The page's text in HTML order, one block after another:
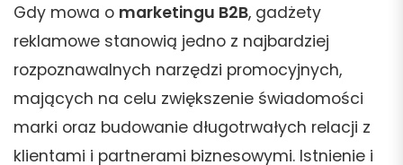
Gdy mowa o marketingu B2B, gadżety
reklamowe stanowią jedno z najbardziej
rozpoznawalnych narzędzi promocyjnych,
mających na celu zwiększenie świadomości
marki oraz budowanie długotrwałych relacji z
klientami i partnerami biznesowymi. Istnienie i